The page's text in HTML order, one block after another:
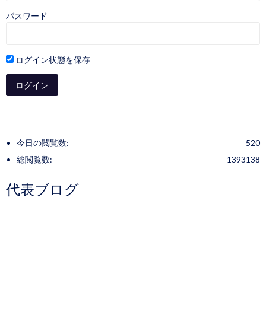
パスワード
ログイン状態を保存
520
今日の閲覧数:
1393138
総閲覧数:
代表ブログ